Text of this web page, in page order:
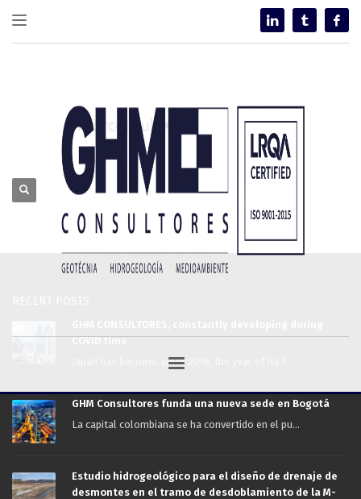
COVID time
Japan has become, since 2016, the year of its f...
GHM Consultores funda una nueva sede en Bogotá
La capital colombiana se ha convertido en el pu...
Estudio hidrogeológico para el diseño de drenaje de
desmontes en el tramo de desdoblamiento de la M-